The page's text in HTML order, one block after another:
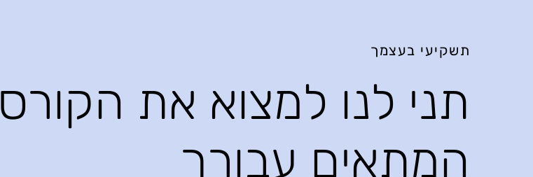
תשקיעי בעצמך
תני לנו למצוא את הקורס
המתאים עבורך